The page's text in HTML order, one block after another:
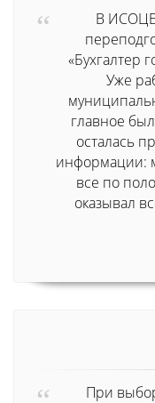
В
«Бухгалтер
Уже
главное
осталась
информации:
все по
оказывал
При